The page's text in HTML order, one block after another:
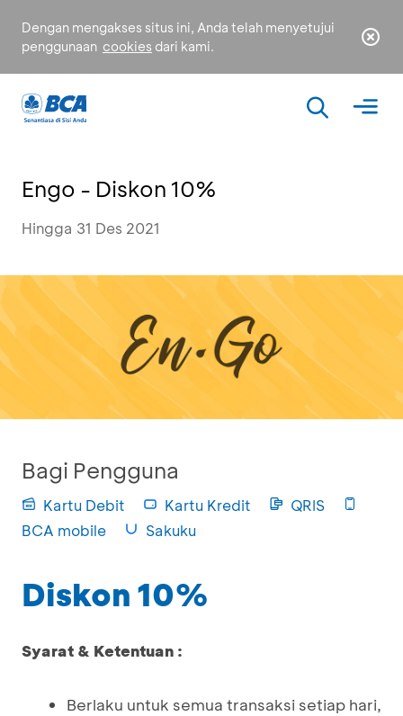
Dengan mengakses situs ini, Anda telah menyetujui
penggunaan cookies dari kami.
Engo - Diskon 10%
Hingga 31 Des 2021
Bagi Pengguna
Kartu Debit Kartu Kredit
QRIS
BCA mobile
Sakuku
Diskon 10%
Syarat & Ketentuan :
Berlaku untuk semua transaksi setiap hari,